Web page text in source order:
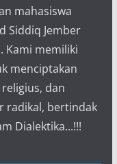
mahasiswa
Siddiq Jember
Kami memiliki
menciptakan
dan
radikal, bertindak
Dialektika...!!!